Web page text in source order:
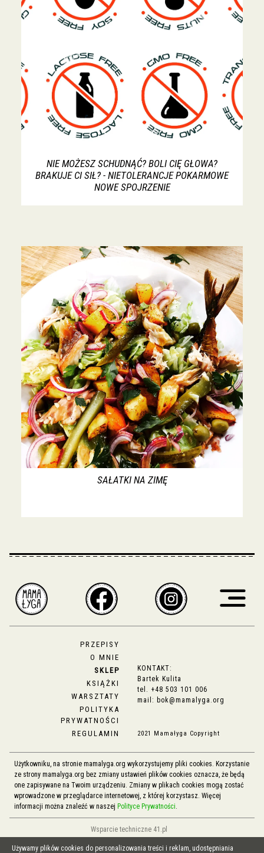
NIE MOŻESZ SCHUDNĄĆ? BOLI CIĘ GŁOWA?
BRAKUJE CI SIŁ? - NIETOLERANCJE POKARMOWE
NOWE SPOJRZENIE
SAŁATKI NA ZIMĘ
PRZEPISY
O MNIE
SKLEP
KSIĄŻKI
WARSZTATY
POLITYKA
PRYWATNOŚCI
REGULAMIN
KONTAKT:
Bartek Kulita
tel. +48 503 101 006
mail: bok@mamalyga.org
2021 Mamałyga Copyright
Użytkowniku, na stronie mamalyga.org wykorzystujemy pliki cookies. Korzystanie
ze strony mamalyga.org bez zmiany ustawień plików cookies oznacza, że będą
one zapisywane na Twoim urządzeniu. Zmiany w plikach cookies mogą zostać
wprowadzone w przeglądarce internetowej, z której korzystasz. Więcej
informacji można znaleźć w naszej Polityce Prywatności.
Wsparcie techniczne 41.pl
Używamy plików cookies do personalizowania treści i reklam, udostępniania